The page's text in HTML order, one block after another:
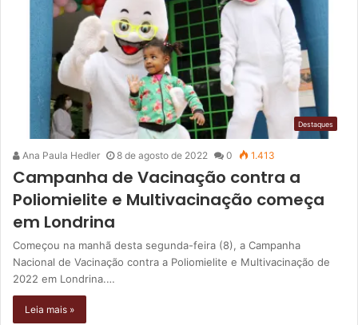
Destaques
Ana Paula Hedler 8 de agosto de 2022 0 1.413
Campanha de Vacinação contra a
Poliomielite e Multivacinação começa
em Londrina
Começou na manhã desta segunda-feira (8), a Campanha
Nacional de Vacinação contra a Poliomielite e Multivacinação de
2022 em Londrina.…
Leia mais »